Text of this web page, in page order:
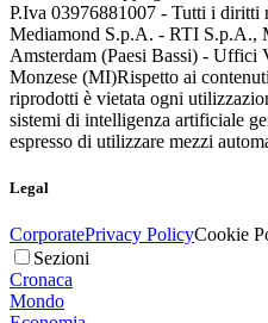
P.Iva 03976881007 - Tutti i diritti
Mediamond S.p.A. - RTI S.p.A.,
Amsterdam (Paesi Bassi) - Uffici
Monzese (MI)Rispetto ai
riprodotti è vietata ogni
sistemi di intelligenza artificiale
espresso di utilizzare mezzi
Legal
CorporatePrivacy PolicyCookie
Sezioni
Cronaca
Mondo